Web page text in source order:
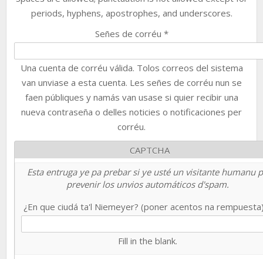
periods, hyphens, apostrophes, and underscores.
Señes de corréu *
Una cuenta de corréu válida. Tolos correos del sistema
van unviase a esta cuenta. Les señes de corréu nun se
faen públiques y namás van usase si quier recibir una
nueva contraseña o delles noticies o notificaciones per
corréu.
CAPTCHA
Esta entruga ye pa prebar si ye usté un visitante humanu
prevenir los unvios automáticos d'spam.
¿En que ciudá ta'l Niemeyer? (poner acentos na
Fill in the blank.